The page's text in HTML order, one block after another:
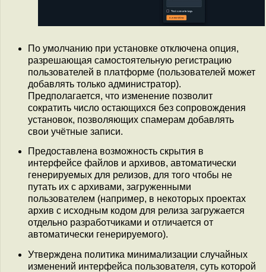
По умолчанию при установке отключена опция,
разрешающая самостоятельную регистрацию
пользователей в платформе (пользователей может
добавлять только администратор).
Предполагается, что изменение позволит
сократить число остающихся без сопровождения
установок, позволяющих спамерам добавлять
свои учётные записи.
Предоставлена возможность скрытия в
интерфейсе файлов и архивов, автоматически
генерируемых для релизов, для того чтобы не
путать их с архивами, загруженными
пользователем (например, в некоторых проектах
архив с исходным кодом для релиза загружается
отдельно разработчиками и отличается от
автоматически генерируемого).
Утверждена политика минимализации случайных
изменений интерфейса пользователя, суть которой